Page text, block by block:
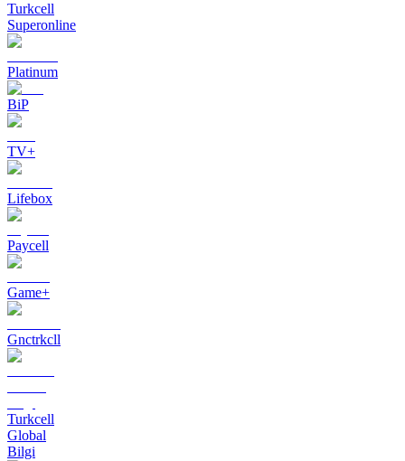
Turkcell
Superonline
Platinum
BiP
TV+
Lifebox
Paycell
Game+
Gnctrkcll
Turkcell
Global
Bilgi